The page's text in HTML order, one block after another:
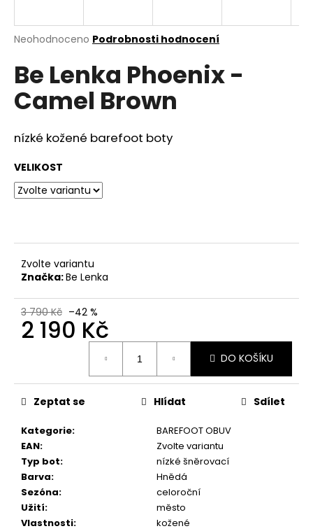
Průměrné
produktu
je
0,0
z
hvězdiček.
Neohodnoceno Podrobnosti hodnocení
Be Lenka Phoenix -
Camel Brown
nízké kožené barefoot boty
VELIKOST
Zvolte variantu
Značka:Be Lenka
3 790 Kč –42 %
2 190 Kč
DO KOŠÍKU
Kategorie:
BAREFOOT OBUV
EAN:
Zvolte variantu
Typ bot:
nízké šněrovací
Barva:
Hnědá
Sezóna:
celoroční
Užití:
město
Vlastnosti: kožené
Zeptat se Hlídat Sdílet
j
t
?
o
o
u
č
u
RUSTIC
CREAM
75ML
239
Kč